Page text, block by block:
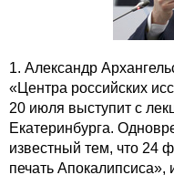
1. Александр
«Центра российских
20 июля выступит с
Екатеринбурга.
известный тем, что 24
печать Апокалипсиса»,